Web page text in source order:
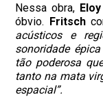
Nessa obra, Eloy
óbvio. Fritsch
acústicos e
sonoridade
tão poderosa
tanto na mata
espacial”.